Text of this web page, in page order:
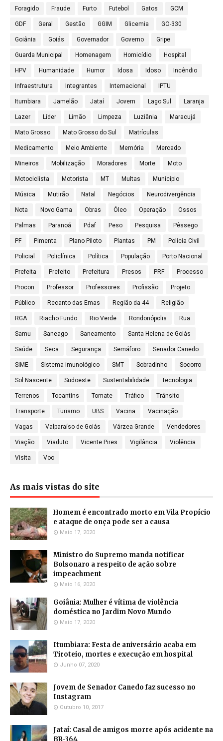
Foragido Fraude Furto Futebol Gatos GCM
GDF Geral Gestão GGIM Glicemia GO-330
Goiânia Goiás Governador Governo Gripe
Guarda Municipal Homenagem Homicídio Hospital
HPV Humanidade Humor Idosa Idoso Incêndio
Infraestrutura Integrantes Internacional IPTU
Itumbiara Jamelão Jataí Jovem Lago Sul Laranja
Lazer Líder Limão Limpeza Luziânia Maracujá
Mato Grosso Mato Grosso do Sul Matrículas
Medicamento Meio Ambiente Memória Mercado
Mineiros Mobilização Moradores Morte Moto
Motociclista Motorista MT Multas Município
Música Mutirão Natal Negócios Neurodivergência
Nota Novo Gama Obras Óleo Operação Ossos
Palmas Paranoá Pdaf Peso Pesquisa Pêssego
PF Pimenta Plano Piloto Plantas PM Polícia Civil
Policial Policlínica Política População Porto Nacional
Prefeita Prefeito Prefeitura Presos PRF Processo
Procon Professor Professores Profissão Projeto
Público Recanto das Emas Região da 44 Religião
RGA Riacho Fundo Rio Verde Rondonópolis Rua
Samu Saneago Saneamento Santa Helena de Goiás
Saúde Seca Segurança Semáforo Senador Canedo
SIME Sistema imunológico SMT Sobradinho Socorro
Sol Nascente Sudoeste Sustentabilidade Tecnologia
Terrenos Tocantins Tomate Tráfico Trânsito
Transporte Turismo UBS Vacina Vacinação
Vagas Valparaíso de Goiás Várzea Grande Vendedores
Viação Viaduto Vicente Pires Vigilância Violência
Visita Voo
As mais vistas do site
Homem é encontrado morto em Vila Propício
e ataque de onça pode ser a causa
Maio 17, 2020
Ministro do Supremo manda notificar
Bolsonaro a respeito de ação sobre
impeachment
Maio 16, 2020
Goiânia: Mulher é vítima de violência
doméstica no Jardim Novo Mundo
Maio 17, 2020
Itumbiara: Festa de aniversário acaba em
Tiroteio, mortes e execução em hospital
Junho 07, 2020
Jovem de Senador Canedo faz sucesso no
Instagram
Outubro 10, 2017
Jataí: Casal de amigos morre após acidente na